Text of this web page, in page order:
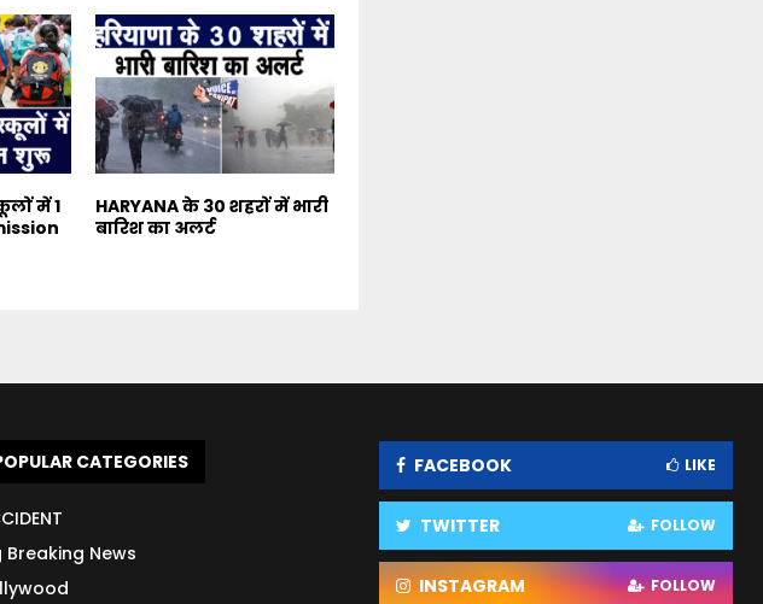
में 1
HARYANA के 30 शहरों में भारी
बारिश का अलर्ट
CATEGORIES
Breaking News
FACEBOOK LIKE
TWITTER FOLLOW
INSTAGRAM FOLLOW